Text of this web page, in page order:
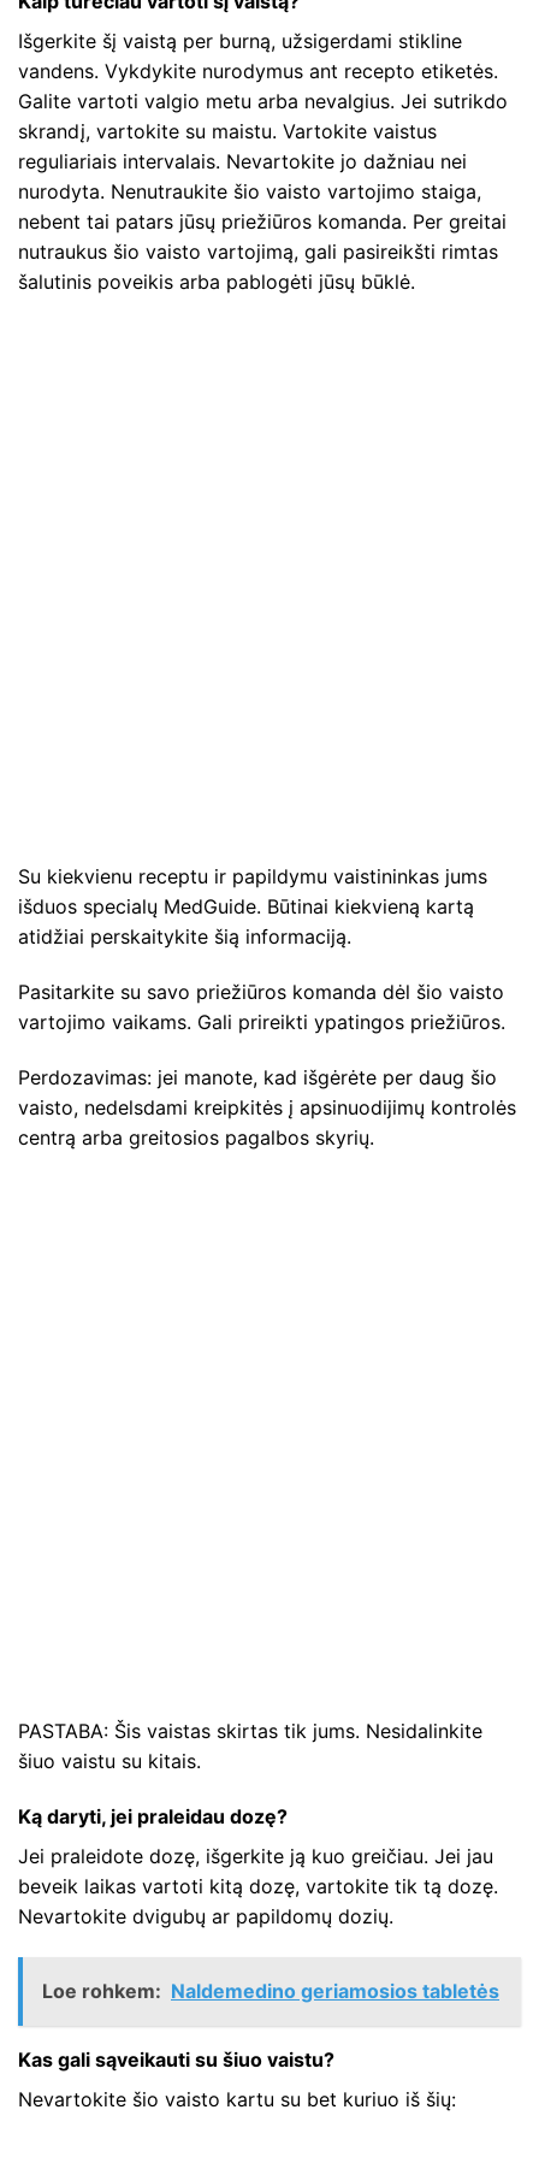
Išgerkite šį vaistą per burną, užsigerdami stikline
vandens. Vykdykite nurodymus ant recepto etiketės.
Galite vartoti valgio metu arba nevalgius. Jei sutrikdo
skrandį, vartokite su maistu. Vartokite vaistus
reguliariais intervalais. Nevartokite jo dažniau nei
nurodyta. Nenutraukite šio vaisto vartojimo staiga,
nebent tai patars jūsų priežiūros komanda. Per greitai
nutraukus šio vaisto vartojimą, gali pasireikšti rimtas
šalutinis poveikis arba pablogėti jūsų būklė.
Su kiekvienu receptu ir papildymu vaistininkas jums
išduos specialų MedGuide. Būtinai kiekvieną kartą
atidžiai perskaitykite šią informaciją.
Pasitarkite su savo priežiūros komanda dėl šio vaisto
vartojimo vaikams. Gali prireikti ypatingos priežiūros.
Perdozavimas: jei manote, kad išgėrėte per daug šio
vaisto, nedelsdami kreipkitės į apsinuodijimų kontrolės
centrą arba greitosios pagalbos skyrių.
PASTABA: Šis vaistas skirtas tik jums. Nesidalinkite
šiuo vaistu su kitais.
Ką daryti, jei praleidau dozę?
Jei praleidote dozę, išgerkite ją kuo greičiau. Jei jau
beveik laikas vartoti kitą dozę, vartokite tik tą dozę.
Nevartokite dvigubų ar papildomų dozių.
Loe rohkem: Naldemedino geriamosios tabletės
Kas gali sąveikauti su šiuo vaistu?
Nevartokite šio vaisto kartu su bet kuriuo iš šių: